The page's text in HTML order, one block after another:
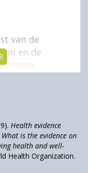
van de
en de
van
In
is de
Health evidence
is the evidence on
health and well-
Health Organization.